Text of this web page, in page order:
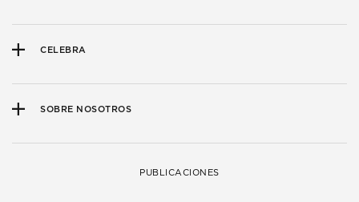
CELEBRA
SOBRE NOSOTROS
PUBLICACIONES